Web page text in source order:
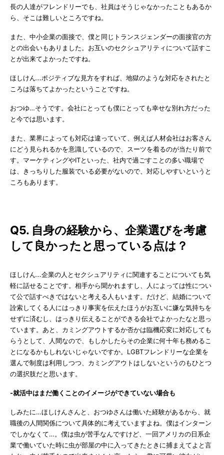
長の人達がフレンドリーでも、社員はそうじゃなかったこともあるか
ら、そこは難しいところですね。
また、中小企業の面接で、僕と同じトランスジェンダーの面接官の方
との出会いもありました。お互いのセクシュアリティについて話すこ
とが出来てよかったですね。
ほしけん…ポジティブな見方をすれば、地獄のような対応をされたと
ころは落ちてよかったということですね。
おつゆ…そうです。会社にとっても僕にとっても幸せな別れ方だった
と今では思います。
また、業界によっても対応は違っていて、例えば人材会社はお客さん
にどう見られるかを意識しているので、スーツを着るのが当たり前で
す。マーケティングやITといった、社内で過ごすことの多い職場で
は、きっちりした服装でいる必要がないので、対応しやすいというと
ころもあります。
Q5. 自身の経験から、企業選びを考慮
して良かったと思っている点は？
ほしけん…企業の人とセクシュアリティに関連することについても気
軽に話せることです。相手から聞かれますし、人によっては性につい
て公で話すべきではないと考える人もいます。だけど、結婚について
詮索してくる人にはっきり事実を伝えたほうがお互いに嫌な気持ちを
せずに済むし、はっきり伝えることができる会社でよかったなと思っ
ています。あと、カミングアウトするか否かは臨機応変に対応しても
らうとして、人間なので、もしかしたらその企業に何十年も務めるこ
とになるかもしれないじゃないですか。LGBTフレンドリーな企業を
選んで制度は利用しつつ、カミングアウトはしないというのもひとつ
の選択肢だと思います。
-就活中はまだ働くことのイメージができていない場合も
しみたに…ほしけんさんと、おつゆさんは働いた経験があるから、就
職後の人間関係について具体的に考えていますよね。僕はインターン
でしかなくて…。僕は虫が苦手なんですけど、一回アメリカの日系企
業で働いていた時に虫が部屋の中に入ってきたときに捕まえてよと言